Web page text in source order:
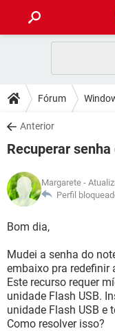
CELULAR
OUTLOOK
INSTAGRAM
GUIA DE COMPRAS
DICAS
JOGOS
INSTAGRAM
GUIA DE COMPRAS
DOWNLOADS
JOGOS
CELULAR
OUTLOOK
INSTAGRAM
FÓRUM
JOGOS
CELULAR
OUTLOOK
INSTAGRAM
GUIA DE COMPRAS
GLOSSÁRIO
JOGOS
OUTLOOK
INSTAGRAM
GUIA DE COMPRAS
Fórum
Anterior
Recuperar
Margarete -
Perfil
Bom dia,
Mudei a senha do
embaixo pra redefinir
Este recurso requer
unidade Flash USB.
unidade Flash USB e
Como resolver isso?